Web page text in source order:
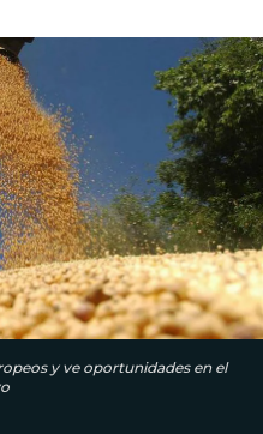
y ve oportunidades en el